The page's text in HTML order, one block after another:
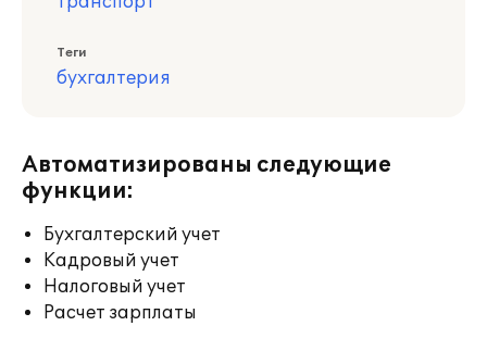
Теги
бухгалтерия
Автоматизированы следующие
функции:
Бухгалтерский учет
Кадровый учет
Налоговый учет
Расчет зарплаты